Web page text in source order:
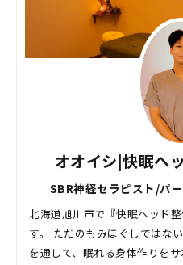
オオイシ|快眠ヘ
SBR神経セラピスト/パ
北海道旭川市で『快眠ヘッド
す。 ただのもみほぐしではな
を通して、眠れる身体作りを